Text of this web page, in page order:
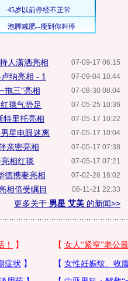
07-09-17 06:15
人潇洒亮相
07-09-04 10:44
纳亮相 - 1
07-08-30 08:04
拖三"亮相
07-05-25 10:36
毯气势足
07-05-17 10:22
特里托亮相
07-05-17 10:04
星电眼迷离
07-05-17 07:38
亲密亮相
07-05-17 07:21
相红毯
07-02-26 16:02
德携妻亮相
06-11-21 22:33
相倍受瞩目
更多关于 男星 艾美 的新闻>>